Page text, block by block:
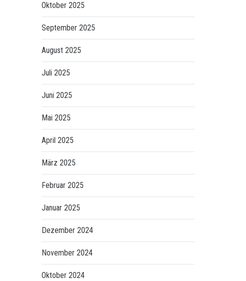
Oktober 2025
September 2025
August 2025
Juli 2025
Juni 2025
Mai 2025
April 2025
März 2025
Februar 2025
Januar 2025
Dezember 2024
November 2024
Oktober 2024